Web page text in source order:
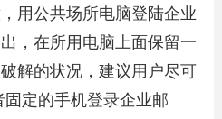
用公共场所电脑登陆企业
，在所用电脑上面保留一
解的状况，建议用户尽可
定的手机登录企业邮